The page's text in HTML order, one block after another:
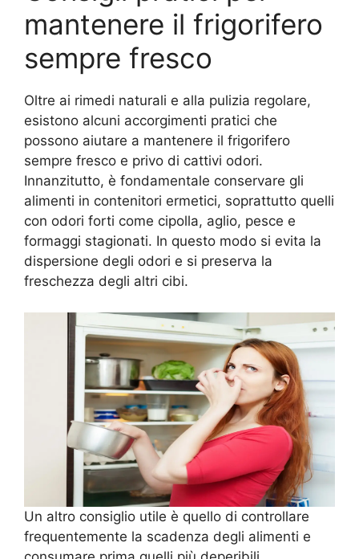
mantenere il frigorifero
sempre fresco
Oltre ai rimedi naturali e alla pulizia regolare,
esistono alcuni accorgimenti pratici che
possono aiutare a mantenere il frigorifero
sempre fresco e privo di cattivi odori.
Innanzitutto, è fondamentale conservare gli
alimenti in contenitori ermetici, soprattutto quelli
con odori forti come cipolla, aglio, pesce e
formaggi stagionati. In questo modo si evita la
dispersione degli odori e si preserva la
freschezza degli altri cibi.
Un altro consiglio utile è quello di controllare
frequentemente la scadenza degli alimenti e